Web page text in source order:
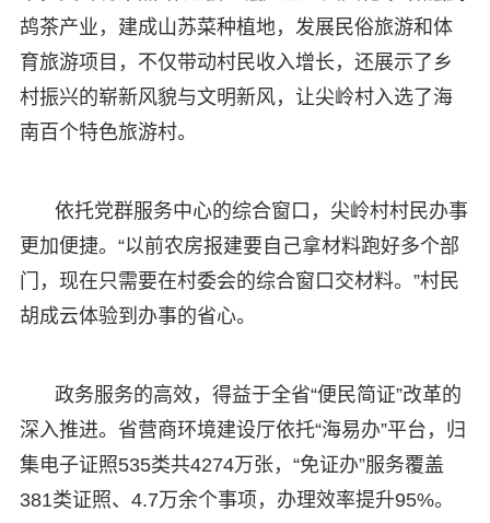
鸪茶产业，建成山苏菜种植地，发展民俗旅游和体
育旅游项目，不仅带动村民收入增长，还展示了乡
村振兴的崭新风貌与文明新风，让尖岭村入选了海
南百个特色旅游村。
依托党群服务中心的综合窗口，尖岭村村民办事
更加便捷。“以前农房报建要自己拿材料跑好多个部
门，现在只需要在村委会的综合窗口交材料。”村民
胡成云体验到办事的省心。
政务服务的高效，得益于全省“便民简证”改革的
深入推进。省营商环境建设厅依托“海易办”平台，归
集电子证照535类共4274万张，“免证办”服务覆盖
381类证照、4.7万余个事项，办理效率提升95%。